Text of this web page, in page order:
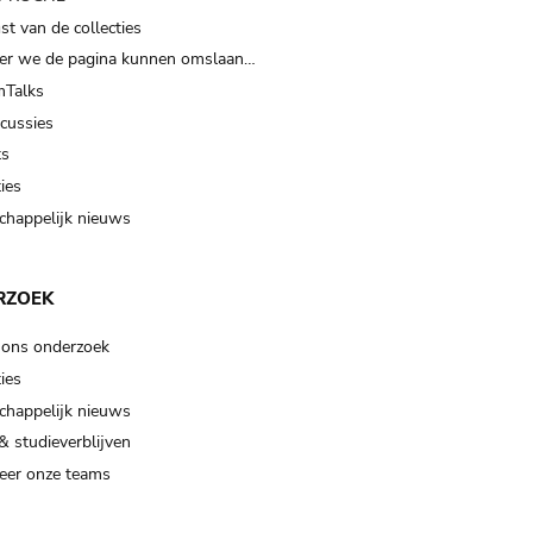
van de collecties
we de pagina kunnen omslaan…
nieuws
onderzoek
nieuws
studieverblijven
onze teams